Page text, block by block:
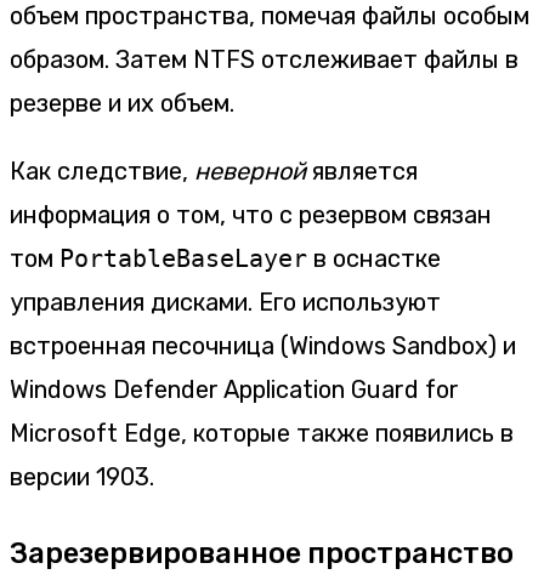
объем пространства, помечая файлы особым
образом. Затем NTFS отслеживает файлы в
резерве и их объем.
Как следствие, невернойявляется
информация о том, что с резервом связан
том PortableBaseLayer в оснастке
управления дисками. Его используют
встроенная песочница (Windows Sandbox) и
Windows Defender Application Guard for
Microsoft Edge, которые также появились в
версии 1903.
Зарезервированное пространство